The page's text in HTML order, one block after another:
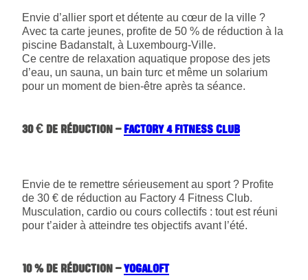
Envie d’allier sport et détente au cœur de la ville ?
Avec ta carte jeunes, profite de 50 % de réduction à la
piscine Badanstalt, à Luxembourg-Ville.
Ce centre de relaxation aquatique propose des jets
d’eau, un sauna, un bain turc et même un solarium
pour un moment de bien-être après ta séance.
30 € DE RÉDUCTION –FACTORY 4 FITNESS CLUB
Envie de te remettre sérieusement au sport ? Profite
de 30 € de réduction au Factory 4 Fitness Club.
Musculation, cardio ou cours collectifs : tout est réuni
pour t’aider à atteindre tes objectifs avant l’été.
10 % DE RÉDUCTION –YOGALOFT